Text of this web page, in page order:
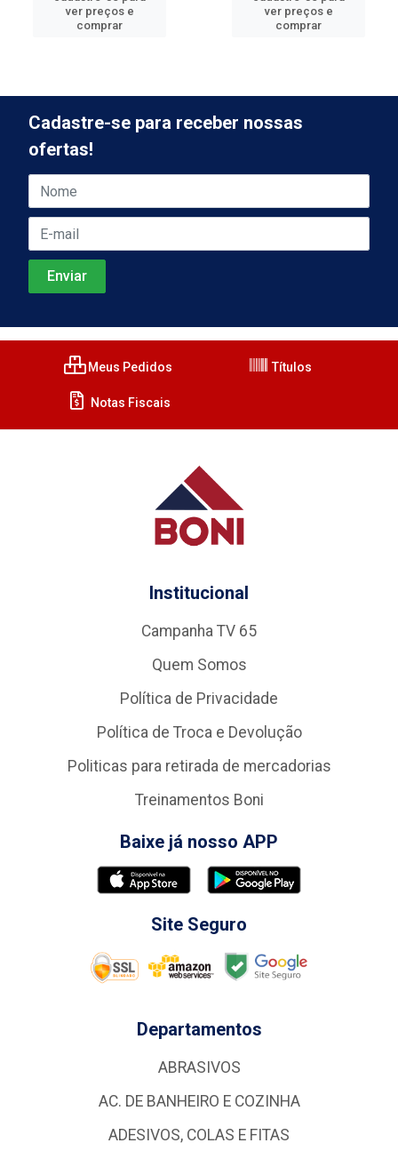
ver preços e
comprar
ver preços e
comprar
Cadastre-se para receber nossas
ofertas!
Meus Pedidos Títulos
Notas Fiscais
Institucional
Campanha TV 65
Quem Somos
Política de Privacidade
Política de Troca e Devolução
Politicas para retirada de mercadorias
Treinamentos Boni
Baixe já nosso APP
Site Seguro
Departamentos
ABRASIVOS
AC. DE BANHEIRO E COZINHA
ADESIVOS, COLAS E FITAS